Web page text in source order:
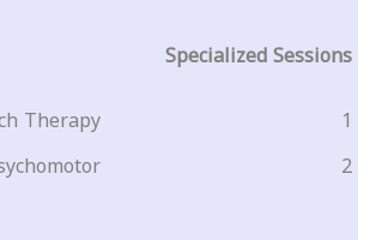
Specialized Sessions
1
Therapy
2